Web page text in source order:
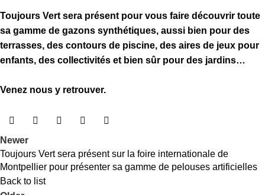
Toujours Vert sera présent pour vous faire découvrir toute
sa gamme de gazons synthétiques, aussi bien pour des
terrasses, des contours de piscine, des aires de jeux pour
enfants, des collectivités et bien sûr pour des jardins…
Venez nous y retrouver.
Newer
Toujours Vert sera présent sur la foire internationale de
Montpellier pour présenter sa gamme de pelouses artificielles
Back to list